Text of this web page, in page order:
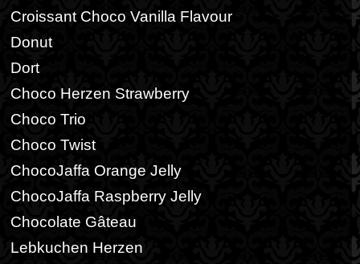
Croissant Choco Vanilla Flavour
Donut
Dort
Choco Herzen Strawberry
Choco Trio
Choco Twist
ChocoJaffa Orange Jelly
ChocoJaffa Raspberry Jelly
Chocolate Gâteau
Lebkuchen Herzen